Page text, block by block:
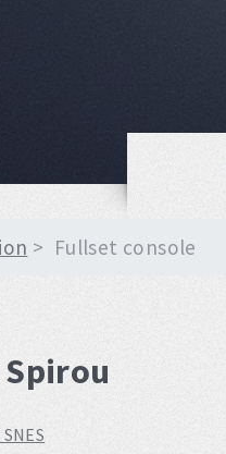
Fullset console